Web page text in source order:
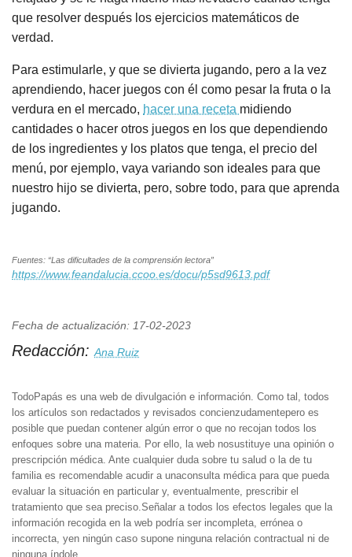
que resolver después los ejercicios matemáticos de
verdad.
Para estimularle, y que se divierta jugando, pero a la vez
aprendiendo, hacer juegos con él como pesar la fruta o la
verdura en el mercado, hacer una receta midiendo
cantidades o hacer otros juegos en los que dependiendo
de los ingredientes y los platos que tenga, el precio del
menú, por ejemplo, vaya variando son ideales para que
nuestro hijo se divierta, pero, sobre todo, para que aprenda
jugando.
Fuentes: “Las dificultades de la comprensión lectora”
https://www.feandalucia.ccoo.es/docu/p5sd9613.pdf
Fecha de actualización: 17-02-2023
Redacción: Ana Ruiz
TodoPapás es una web de divulgación e información. Como tal, todos
los artículos son redactados y revisados concienzudamentepero es
posible que puedan contener algún error o que no recojan todos los
enfoques sobre una materia. Por ello, la web nosustituye una opinión o
prescripción médica. Ante cualquier duda sobre tu salud o la de tu
familia es recomendable acudir a unaconsulta médica para que pueda
evaluar la situación en particular y, eventualmente, prescribir el
tratamiento que sea preciso.Señalar a todos los efectos legales que la
información recogida en la web podría ser incompleta, errónea o
incorrecta, yen ningún caso supone ninguna relación contractual ni de
ninguna índole.